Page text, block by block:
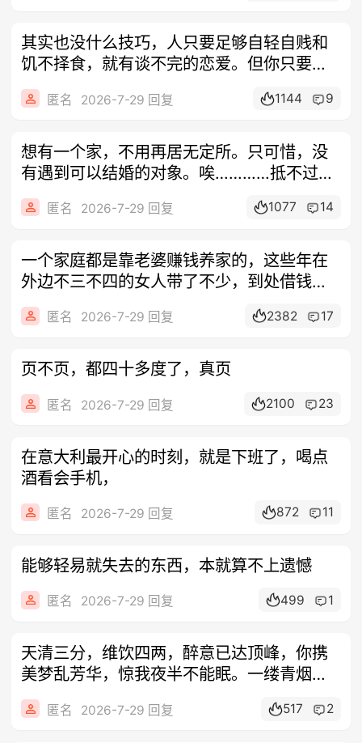
其实也没什么技巧，人只要足够自轻自贱和
饥不择食，就有谈不完的恋爱。但你只要卡
一下
匿名 2026-7-29 回复 1144 9
想有一个家，不用再居无定所。只可惜，没
有遇到可以结婚的对象。唉…………抵不过命
运
匿名 2026-7-29 回复 1077 14
一个家庭都是靠老婆赚钱养家的，这些年在
外边不三不四的女人带了不少，到处借钱，
中国
匿名 2026-7-29 回复 2382 17
页不页，都四十多度了，真页
匿名 2026-7-29 回复 2100 23
在意大利最开心的时刻，就是下班了，喝点
酒看会手机，
匿名 2026-7-29 回复 872 11
能够轻易就失去的东西，本就算不上遗憾
匿名 2026-7-29 回复 499 1
天清三分，维饮四两，醉意已达顶峰，你携
美梦乱芳华，惊我夜半不能眠。一缕青烟绕
世间
匿名 2026-7-29 回复 517 2